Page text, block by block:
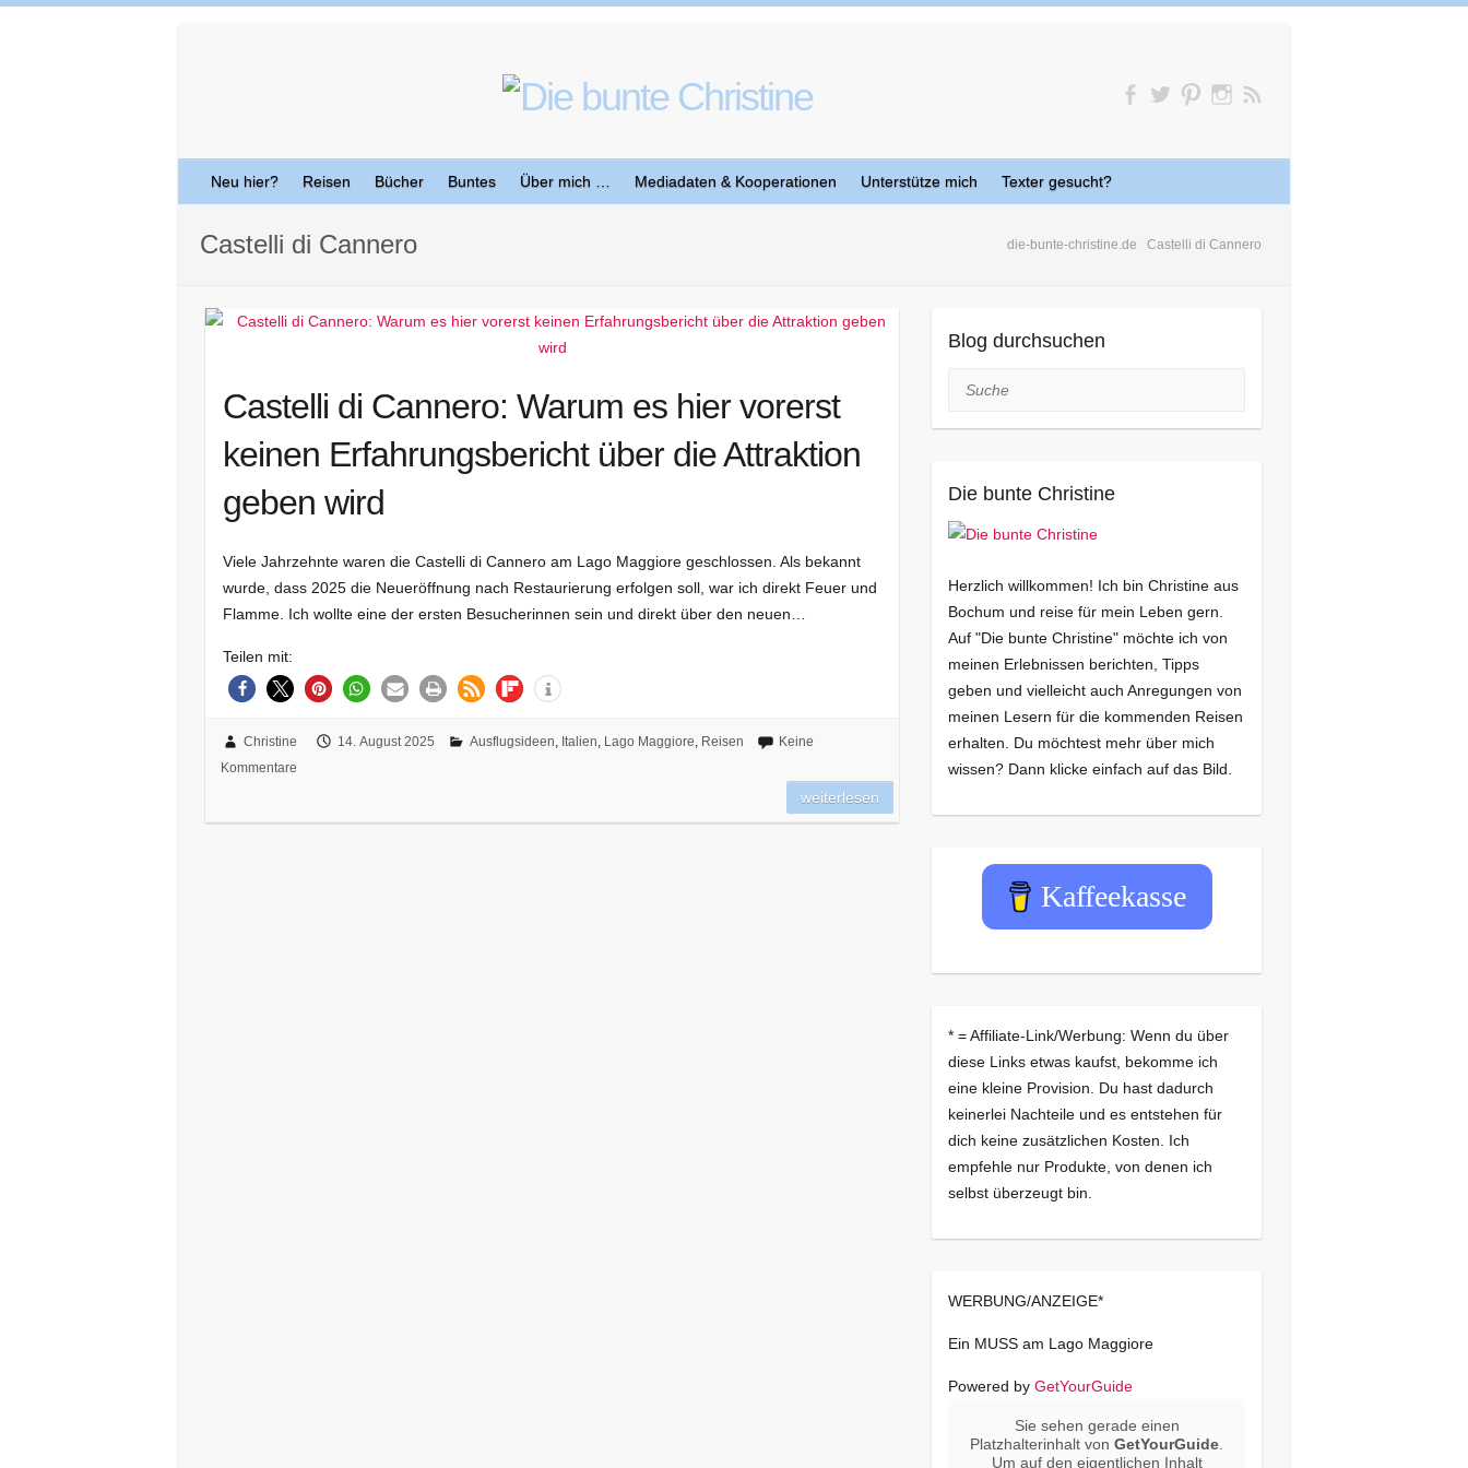
Neu hier? Reisen Bücher Buntes Über mich … Mediadaten & Kooperationen Unterstütze mich Texter gesucht?
die-bunte-christine.de Castelli di Cannero
Castelli di Cannero
Castelli di Cannero: Warum es hier vorerst
keinen Erfahrungsbericht über die Attraktion
geben wird
Viele Jahrzehnte waren die Castelli di Cannero am Lago Maggiore geschlossen. Als bekannt
wurde, dass 2025 die Neueröffnung nach Restaurierung erfolgen soll, war ich direkt Feuer und
Flamme. Ich wollte eine der ersten Besucherinnen sein und direkt über den neuen…
Teilen mit:
Christine 14. August 2025 Ausflugsideen, Italien, Lago Maggiore, Reisen
Keine
Kommentare
weiterlesen
Blog durchsuchen
Suche
Die bunte Christine
Herzlich willkommen! Ich bin Christine aus
Bochum und reise für mein Leben gern.
Auf "Die bunte Christine" möchte ich von
meinen Erlebnissen berichten, Tipps
geben und vielleicht auch Anregungen von
meinen Lesern für die kommenden Reisen
erhalten. Du möchtest mehr über mich
wissen? Dann klicke einfach auf das Bild.
Kaffeekasse
* = Affiliate-Link/Werbung: Wenn du über
diese Links etwas kaufst, bekomme ich
eine kleine Provision. Du hast dadurch
keinerlei Nachteile und es entstehen für
dich keine zusätzlichen Kosten. Ich
empfehle nur Produkte, von denen ich
selbst überzeugt bin.
WERBUNG/ANZEIGE*
Ein MUSS am Lago Maggiore
Powered by GetYourGuide
Sie sehen gerade einen
Platzhalterinhalt vonGetYourGuide
Um auf den eigentlichen Inhalt